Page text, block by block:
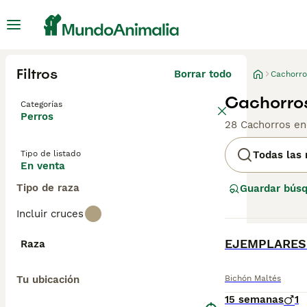
Filtros Borrar todo
Categorías
Perros
Tipo de listado
En venta
Tipo de raza
Incluir cruces
Raza
Tu ubicación
28 Cachorros
Todas las
Guardar
Bichón Maltés
15 semanas 1